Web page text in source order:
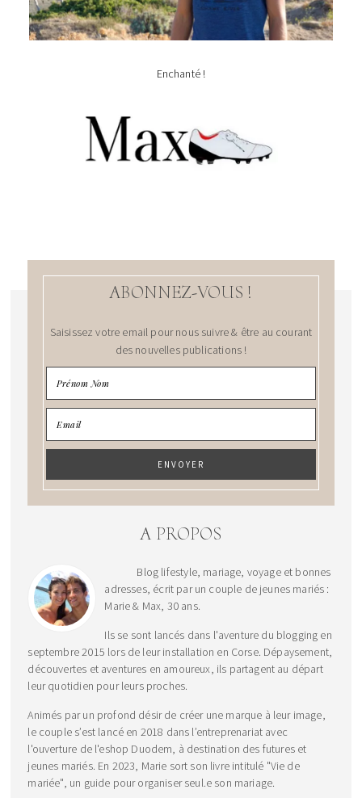
Enchanté !
ABONNEZ-VOUS !
Saisissez votre email pour nous suivre & être au courant
des nouvelles publications !
A PROPOS
Blog lifestyle, mariage, voyage et bonnes
adresses, écrit par un couple de jeunes mariés :
Marie & Max, 30 ans.
Ils se sont lancés dans l'aventure du blogging en
septembre 2015 lors de leur installation en Corse. Dépaysement,
découvertes et aventures en amoureux, ils partagent au départ
leur quotidien pour leurs proches.
Animés par un profond désir de créer une marque à leur image,
le couple s’est lancé en 2018 dans l’entreprenariat avec
l'ouverture de l'eshop Duodem, à destination des futures et
jeunes mariés. En 2023, Marie sort son livre intitulé "Vie de
mariée", un guide pour organiser seul.e son mariage.